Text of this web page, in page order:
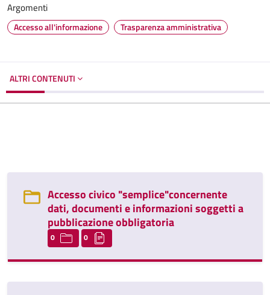
Argomenti
Accesso all'informazione Trasparenza amministrativa
ALTRI CONTENUTI
Accesso civico "semplice"concernente
dati, documenti e informazioni soggetti a
pubblicazione obbligatoria
0 0